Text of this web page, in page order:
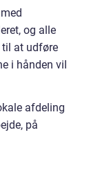
og alle
at udføre
i hånden vil
afdeling
på